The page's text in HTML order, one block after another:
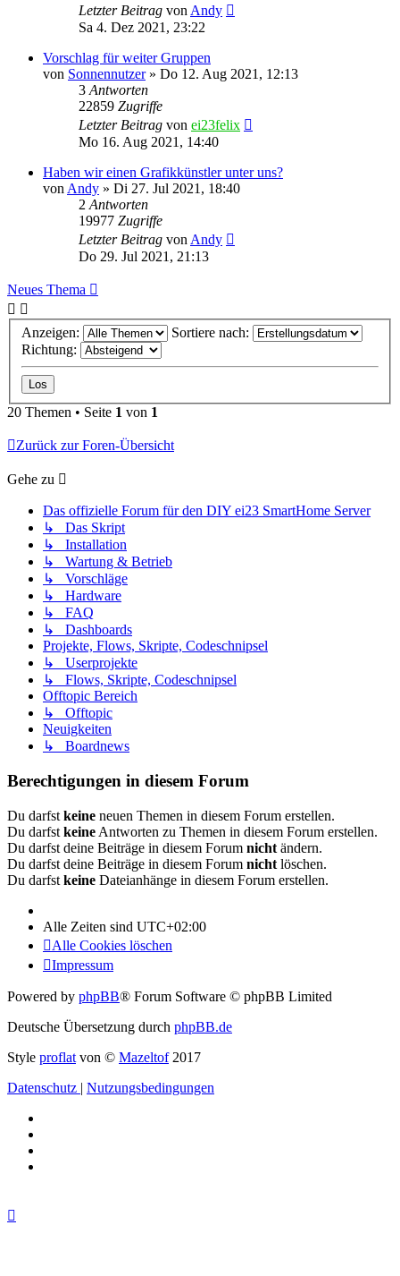
Letzter Beitrag von Andy
Sa 4. Dez 2021, 23:22
Vorschlag für weiter Gruppen
von Sonnennutzer» Do 12. Aug 2021, 12:13
3 Antworten
22859 Zugriffe
Letzter Beitrag von ei23felix
Mo 16. Aug 2021, 14:40
Haben wir einen Grafikkünstler unter uns?
von Andy » Di 27. Jul 2021, 18:40
2 Antworten
19977 Zugriffe
Letzter Beitrag von Andy
Do 29. Jul 2021, 21:13
Neues Thema
Anzeigen:
Sortiere nach:
Richtung:
20 Themen • Seite 1 von 1
Zurück zur Foren-Übersicht
Gehe zu
Das offizielle Forum für den DIY ei23 SmartHome Server
↳ Das Skript
↳ Installation
↳ Wartung & Betrieb
↳ Vorschläge
↳ Hardware
↳ FAQ
↳ Dashboards
Projekte, Flows, Skripte, Codeschnipsel
↳ Userprojekte
↳ Flows, Skripte, Codeschnipsel
Offtopic Bereich
↳ Offtopic
Neuigkeiten
↳ Boardnews
Berechtigungen in diesem Forum
Du darfst keine neuen Themen in diesem Forum erstellen.
Du darfst keine Antworten zu Themen in diesem Forum erstellen.
Du darfst deine Beiträge in diesem Forum nicht ändern.
Du darfst deine Beiträge in diesem Forum nicht löschen.
Du darfst keine Dateianhänge in diesem Forum erstellen.
Alle Zeiten sind UTC+02:00
Alle Cookies löschen
Impressum
Powered by phpBB® Forum Software © phpBB Limited
Deutsche Übersetzung durch phpBB.de
Style proflat von © Mazeltof2017
Datenschutz | Nutzungsbedingungen